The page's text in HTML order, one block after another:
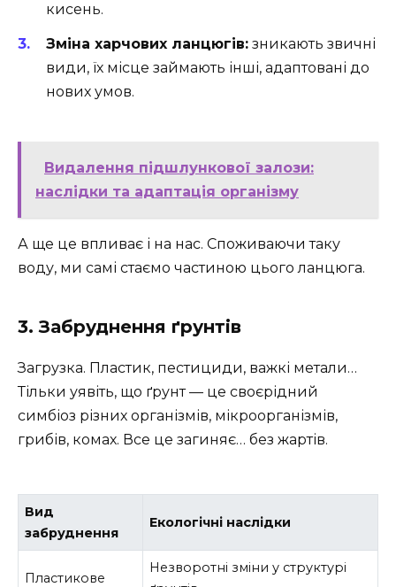
кисень.
Зміна харчових ланцюгів: зникають звичні
види, їх місце займають інші, адаптовані до
нових умов.
Видалення підшлункової залози:
наслідки та адаптація організму
А ще це впливає і на нас. Споживаючи таку
воду, ми самі стаємо частиною цього ланцюга.
3. Забруднення ґрунтів
Загрузка. Пластик, пестициди, важкі метали…
Тільки уявіть, що ґрунт — це своєрідний
симбіоз різних організмів, мікроорганізмів,
грибів, комах. Все це загиняє… без жартів.
Вид
забруднення
Екологічні наслідки
Пластикове
Незворотні зміни у структурі